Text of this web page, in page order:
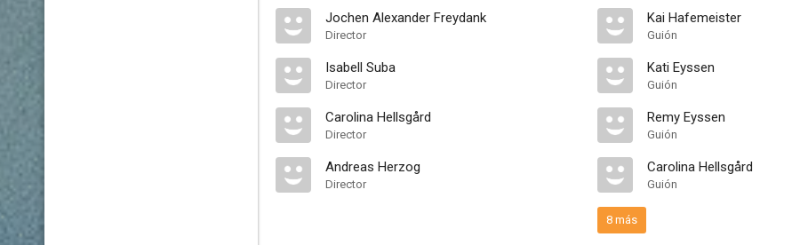
Jochen Alexander Freydank
Director
Isabell Suba
Director
Carolina Hellsgård
Director
Andreas Herzog
Director
Kai Hafemeister
Guión
Kati Eyssen
Guión
Remy Eyssen
Guión
Carolina Hellsgård
Guión
8 más